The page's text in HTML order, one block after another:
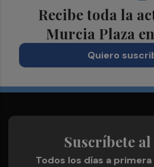
Recibe toda la
Murcia Plaza
Quiero
Suscríbete
Todos los días a